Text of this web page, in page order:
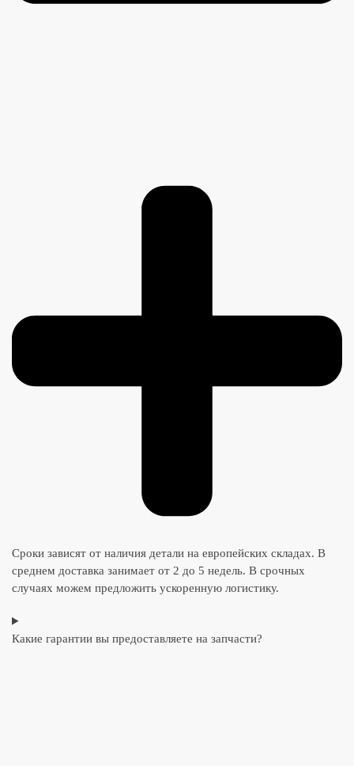
Сроки зависят от наличия детали на европейских складах. В
среднем доставка занимает от 2 до 5 недель. В срочных
случаях можем предложить ускоренную логистику.
Какие гарантии вы предоставляете на запчасти?